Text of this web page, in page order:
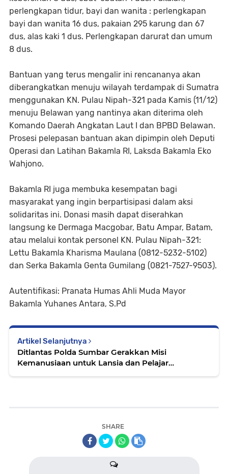
perlengkapan tidur, bayi dan wanita : perlengkapan
bayi dan wanita 16 dus, pakaian 295 karung dan 67
dus, alas kaki 1 dus. Perlengkapan darurat dan umum
8 dus.
Bantuan yang terus mengalir ini rencananya akan
diberangkatkan menuju wilayah terdampak di Sumatra
menggunakan KN. Pulau Nipah-321 pada Kamis (11/12)
menuju Belawan yang nantinya akan diterima oleh
Komando Daerah Angkatan Laut I dan BPBD Belawan.
Prosesi pelepasan bantuan akan dipimpin oleh Deputi
Operasi dan Latihan Bakamla RI, Laksda Bakamla Eko
Wahjono.
Bakamla RI juga membuka kesempatan bagi
masyarakat yang ingin berpartisipasi dalam aksi
solidaritas ini. Donasi masih dapat diserahkan
langsung ke Dermaga Macgobar, Batu Ampar, Batam,
atau melalui kontak personel KN. Pulau Nipah-321:
Lettu Bakamla Kharisma Maulana (0812-5232-5102)
dan Serka Bakamla Genta Gumilang (0821-7527-9503).
Autentifikasi: Pranata Humas Ahli Muda Mayor
Bakamla Yuhanes Antara, S.Pd
Artikel Selanjutnya
Ditlantas Polda Sumbar Gerakkan Misi
Kemanusiaan untuk Lansia dan Pelajar
SHARE